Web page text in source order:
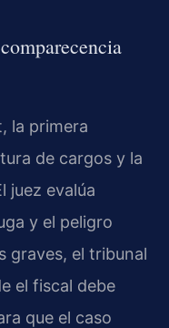
la primera
de cargos y la
juez evalúa
y el peligro
graves, el tribunal
el fiscal debe
que el caso